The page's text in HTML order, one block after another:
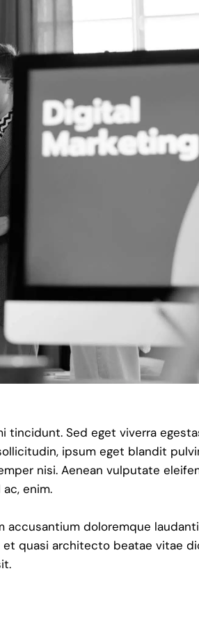
tincidunt. Sed eget viverra
ipsum eget blandit
nisi. Aenean vulputate
enim.
doloremque
quasi architecto beatae vitae